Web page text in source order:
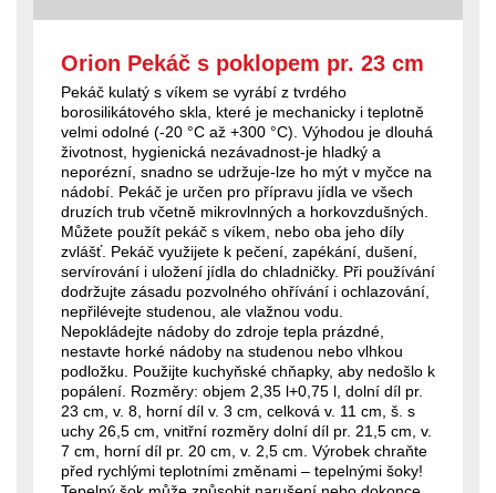
Orion Pekáč s poklopem pr. 23 cm
Pekáč kulatý s víkem se vyrábí z tvrdého
borosilikátového skla, které je mechanicky i teplotně
velmi odolné (-20 °C až +300 °C). Výhodou je dlouhá
životnost, hygienická nezávadnost-je hladký a
neporézní, snadno se udržuje-lze ho mýt v myčce na
nádobí. Pekáč je určen pro přípravu jídla ve všech
druzích trub včetně mikrovlnných a horkovzdušných.
Můžete použít pekáč s víkem, nebo oba jeho díly
zvlášť. Pekáč využijete k pečení, zapékání, dušení,
servírování i uložení jídla do chladničky. Při používání
dodržujte zásadu pozvolného ohřívání i ochlazování,
nepřilévejte studenou, ale vlažnou vodu.
Nepokládejte nádoby do zdroje tepla prázdné,
nestavte horké nádoby na studenou nebo vlhkou
podložku. Použijte kuchyňské chňapky, aby nedošlo k
popálení. Rozměry: objem 2,35 l+0,75 l, dolní díl pr.
23 cm, v. 8, horní díl v. 3 cm, celková v. 11 cm, š. s
uchy 26,5 cm, vnitřní rozměry dolní díl pr. 21,5 cm, v.
7 cm, horní díl pr. 20 cm, v. 2,5 cm. Výrobek chraňte
před rychlými teplotními změnami – tepelnými šoky!